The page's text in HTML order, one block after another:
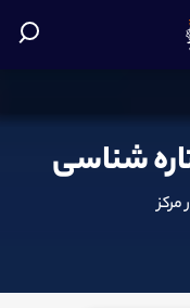
شناسی
مرکز